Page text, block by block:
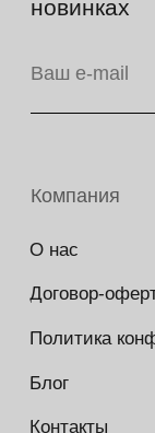
№83312 от 19.01.2018 года